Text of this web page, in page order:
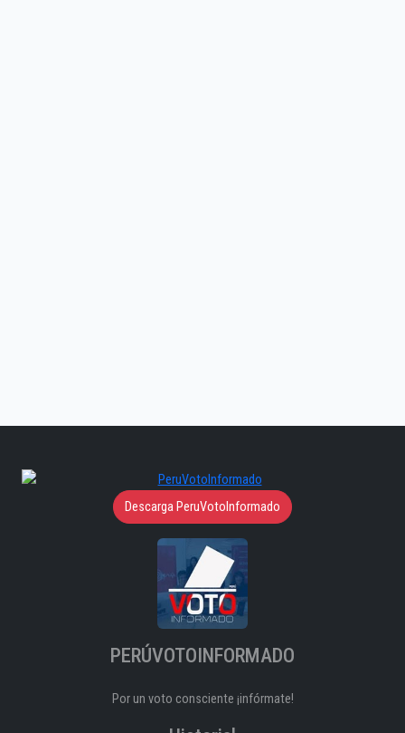
Descarga PeruVotoInformado
PERÚVOTOINFORMADO
Por un voto consciente ¡infórmate!